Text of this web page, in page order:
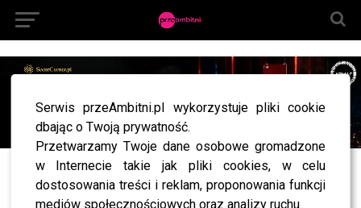
Serwis przeAmbitni.pl wykorzystuje pliki cookie
dbając o Twoją prywatność.
Przetwarzamy Twoje dane osobowe gromadzone
w Internecie takie jak pliki cookies, w celu
dostosowania treści i reklam, proponowania funkcji
mediów społecznościowych oraz analizy ruchu.
akpa20190529_louis_pp_1907